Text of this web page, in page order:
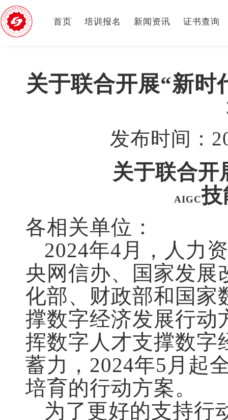
首页 培训报名 新闻资讯 证书查询
关于联合开展“新
发布时间：
关于联合开
AIGC技
各相关单位：
2024年4 月，人力
央网信办、国家发展
化部、财政部和国家
撑数字经济发展行动
挥数字人才支撑数字
蓄力， 2024年5 月起
培育的行动方案。
为了更好的支持行